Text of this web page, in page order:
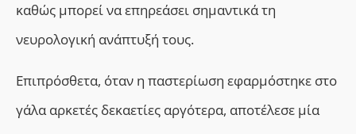
καθώς μπορεί να επηρεάσει σημαντικά τη
νευρολογική ανάπτυξή τους.
Επιπρόσθετα, όταν η παστερίωση εφαρμόστηκε στο
γάλα αρκετές δεκαετίες αργότερα, αποτέλεσε μία